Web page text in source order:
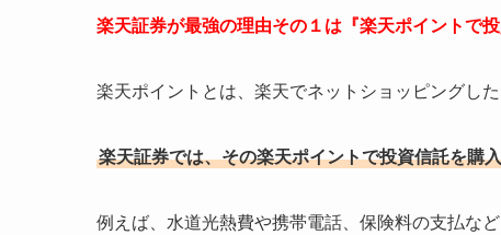
楽天証券が最強の理由その１は『楽天ポイントで
楽天ポイントとは、楽天でネットショッピングし
楽天証券では、その楽天ポイントで投資信託を購
例えば、水道光熱費や携帯電話、保険料の支払な